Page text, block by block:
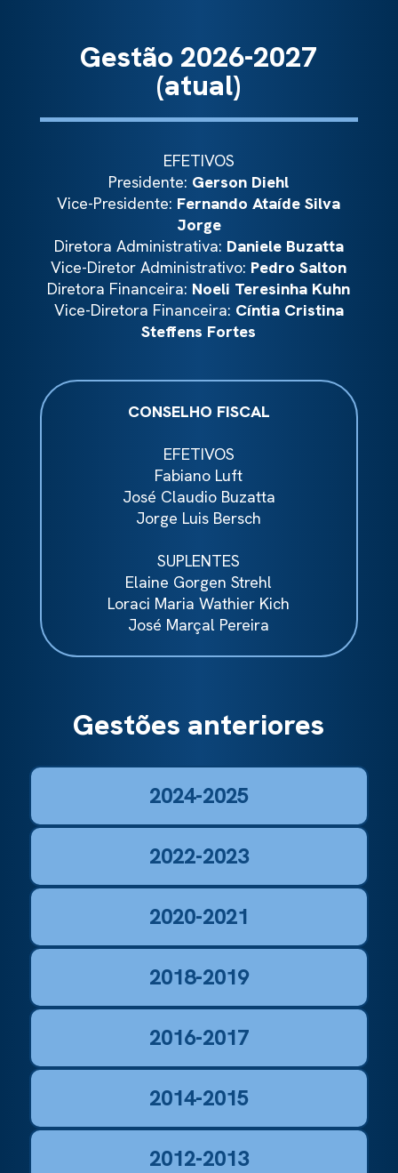
Gestão 2026-2027
(atual)
EFETIVOS
Presidente: Gerson Diehl
Vice-Presidente: Fernando Ataíde Silva
Jorge
Diretora Administrativa: Daniele Buzatta
Vice-Diretor Administrativo: Pedro Salton
Diretora Financeira: Noeli Teresinha Kuhn
Vice-Diretora Financeira: Cíntia Cristina
Steffens Fortes
CONSELHO FISCAL
EFETIVOS
Fabiano Luft
José Claudio Buzatta
Jorge Luis Bersch
SUPLENTES
Elaine Gorgen Strehl
Loraci Maria Wathier Kich
José Marçal Pereira
Gestões anteriores
2024-2025
2022-2023
2020-2021
2018-2019
2016-2017
2014-2015
2012-2013